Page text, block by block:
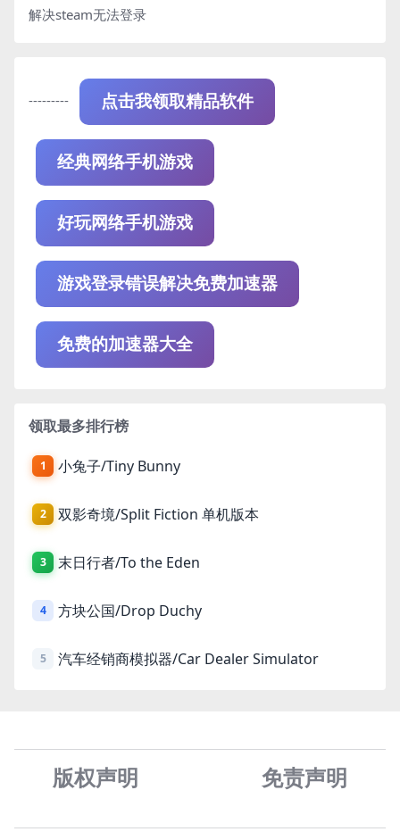
解决steam无法登录
--------- 点击我领取精品软件
经典网络手机游戏
好玩网络手机游戏
游戏登录错误解决免费加速器
免费的加速器大全
领取最多排行榜
1 小兔子/Tiny Bunny
2 双影奇境/Split Fiction 单机版本
3 末日行者/To the Eden
4 方块公国/Drop Duchy
5 汽车经销商模拟器/Car Dealer Simulator
版权声明 免责声明